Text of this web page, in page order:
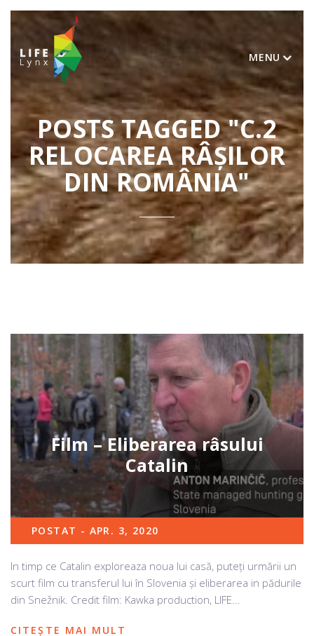
MENU
POSTS TAGGED "C.2
RELOCAREA RÂȘILOR
DIN ROMÂNIA"
Film – Eliberarea râsului
Catalin
POSTAT - APR. 3, 2020
In timp ce Catalin exploreaza noua lui casă, puteți urmării un
scurt film cu transferul lui în Slovenia și eliberarea in pădurile
din Snežnik. Credit film: Kawka production, LIFE...
CITEȘTE MAI MULT